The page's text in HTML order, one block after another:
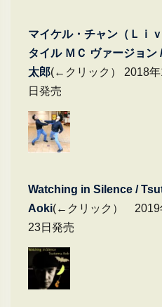
マイケル・チャン（Ｌｉ
タイル ＭＣ ヴァージョン
太郎(←クリック） 2018
日発売
Watching in Silence /
Aoki(←クリック） 2019
23日発売